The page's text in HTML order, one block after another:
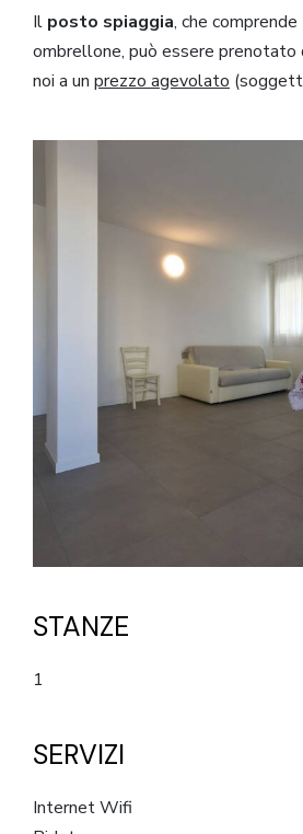
Il posto spiaggia, che
ombrellone, può essere
noi a un prezzo agevolato
STANZE
1
SERVIZI
Internet Wifi